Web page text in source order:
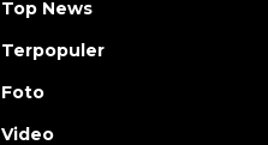
Top News
Terpopuler
Foto
Video